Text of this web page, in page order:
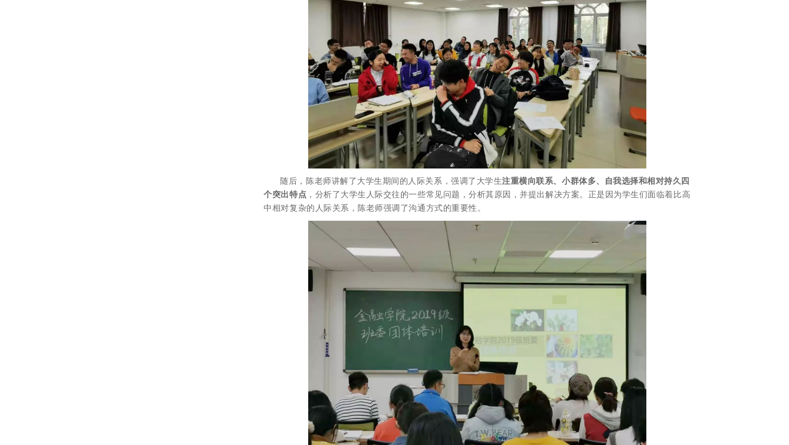
随后，陈老师讲解了大学生期间的人际关系，强调了大学生注重横向联系、小群体多、自我选择和相对持久四
个突出特点 ，分析了大学生人际交往的一些常见问题，分析其原因，并提出解决方案。正是因为学生们面临着比高
中相对复杂的人际关系，陈老师强调了沟通方式的重要性。